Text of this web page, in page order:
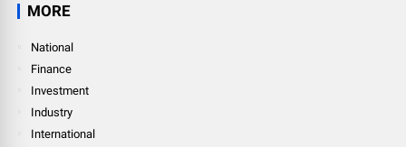
MORE
National
Finance
Investment
Industry
International